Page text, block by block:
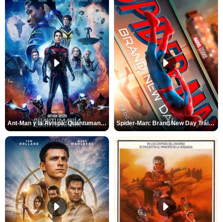
Ant-Man y la Avispa: Quantumanía Tráiler (2) Spider-Man: Brand New Day Tráiler (3)